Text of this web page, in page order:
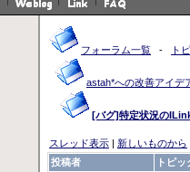
フォーラム一覧 - ト
astah*への改善アイデ
[バグ]特定状況の
スレッド表示 | 新しいものから
投稿者
トピッ